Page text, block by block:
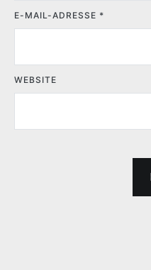
E-MAIL-ADRESSE *
WEBSITE